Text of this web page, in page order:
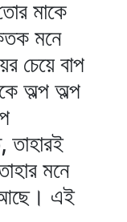
মাকে
মনে
চেয়ে বাপ
অল্প অল্প
তাহারই
মনে
আছে। এই